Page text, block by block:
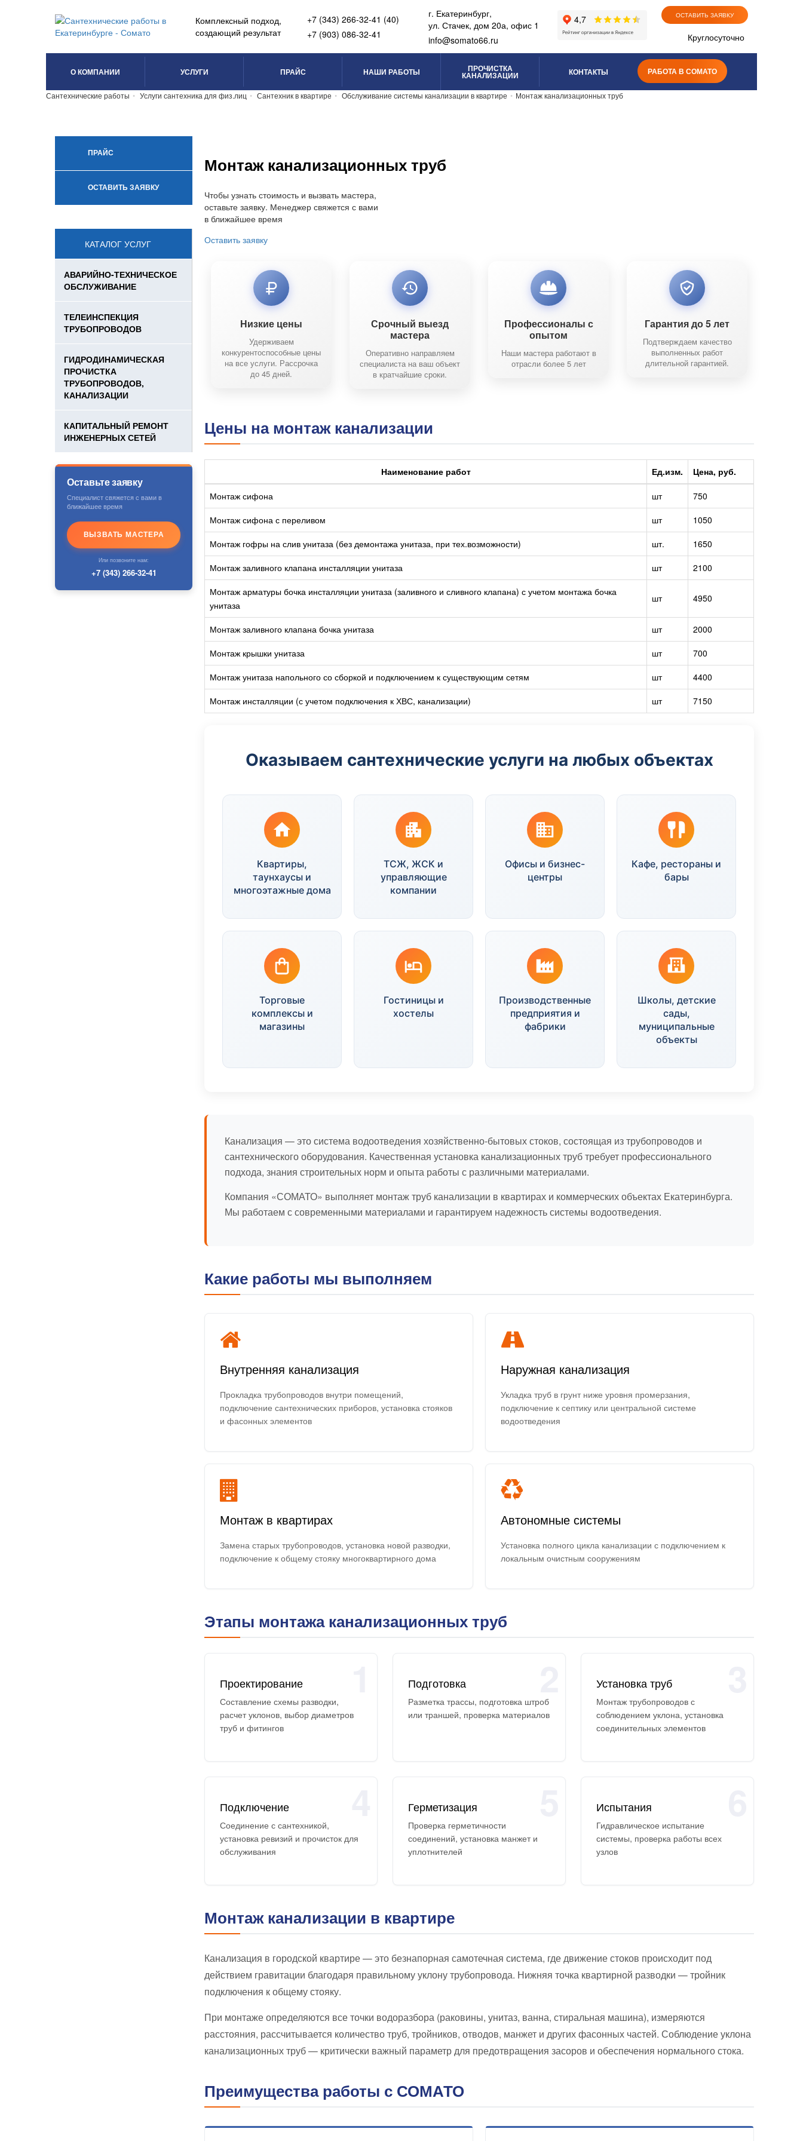
Комплексный подход,
создающий результат
+7 (343) 266-32-41 (40)
+7 (903) 086-32-41
г. Екатеринбург,
ул. Стачек, дом 20а, офис 1
info@somato66.ru
ОСТАВИТЬ ЗАЯВКУ
Круглосуточно
О КОМПАНИИ УСЛУГИ ПРАЙС НАШИ РАБОТЫ ПРОЧИСТКА
КАНАЛИЗАЦИИ КОНТАКТЫ РАБОТА В СОМАТО
Сантехнические работы Услуги сантехника для физ.лиц Сантехник в квартире Обслуживание системы канализации в квартире Монтаж канализационных труб
ПРАЙС
ОСТАВИТЬ ЗАЯВКУ
КАТАЛОГ УСЛУГ
АВАРИЙНО-ТЕХНИЧЕСКОЕ
ОБСЛУЖИВАНИЕ
ТЕЛЕИНСПЕКЦИЯ
ТРУБОПРОВОДОВ
ГИДРОДИНАМИЧЕСКАЯ
ПРОЧИСТКА
ТРУБОПРОВОДОВ,
КАНАЛИЗАЦИИ
КАПИТАЛЬНЫЙ РЕМОНТ
ИНЖЕНЕРНЫХ СЕТЕЙ
Оставьте заявку
Специалист свяжется с вами в
ближайшее время
ВЫЗВАТЬ МАСТЕРА
Или позвоните нам:
+7 (343) 266-32-41
Монтаж канализационных труб
Чтобы узнать стоимость и вызвать мастера,
оставьте заявку. Менеджер свяжется с вами
в ближайшее время
Оставить заявку
Низкие цены
Удерживаем
конкурентоспособные цены
на все услуги. Рассрочка
до 45 дней.
Срочный выезд
мастера
Оперативно направляем
специалиста на ваш объект
в кратчайшие сроки.
Профессионалы с
опытом
Наши мастера работают в
отрасли более 5 лет
Гарантия до 5 лет
Подтверждаем качество
выполненных работ
длительной гарантией.
Цены на монтаж канализации
Наименование работ Ед.изм. Цена, руб.
Монтаж сифона шт
750
Монтаж сифона с переливом
шт
1050
Монтаж гофры на слив унитаза (без демонтажа унитаза, при тех.возможности)
шт.
1650
Монтаж заливного клапана инсталляции унитаза
шт
2100
Монтаж арматуры бочка инсталляции унитаза (заливного и сливного клапана) с учетом монтажа бочка
унитаза
шт 4950
Монтаж заливного клапана бочка унитаза шт
2000
Монтаж крышки унитаза
шт
700
Монтаж унитаза напольного со сборкой и подключением к существующим сетям
шт
4400
Монтаж инсталляции (с учетом подключения к ХВС, канализации)
шт 7150
Оказываем сантехнические услуги на любых объектах
Квартиры,
таунхаусы и
многоэтажные дома
ТСЖ, ЖСК и
управляющие
компании
Офисы и бизнес-
центры
Кафе, рестораны и
бары
Торговые
комплексы и
магазины
Гостиницы и
хостелы
Производственные
предприятия и
фабрики
Школы, детские
сады,
муниципальные
объекты
Канализация — это система водоотведения хозяйственно-бытовых стоков, состоящая из трубопроводов и
сантехнического оборудования. Качественная установка канализационных труб требует профессионального
подхода, знания строительных норм и опыта работы с различными материалами.
Компания «СОМАТО» выполняет монтаж труб канализации в квартирах и коммерческих объектах Екатеринбурга.
Мы работаем с современными материалами и гарантируем надежность системы водоотведения.
Какие работы мы выполняем
Внутренняя канализация
Прокладка трубопроводов внутри помещений,
подключение сантехнических приборов, установка стояков
и фасонных элементов
Наружная канализация
Укладка труб в грунт ниже уровня промерзания,
подключение к септику или центральной системе
водоотведения
Монтаж в квартирах
Замена старых трубопроводов, установка новой разводки,
подключение к общему стояку многоквартирного дома
Автономные системы
Установка полного цикла канализации с подключением к
локальным очистным сооружениям
Этапы монтажа канализационных труб
Проектирование
Составление схемы разводки,
расчет уклонов, выбор диаметров
труб и фитингов
Подготовка
Разметка трассы, подготовка штроб
или траншей, проверка материалов
Установка труб
Монтаж трубопроводов с
соблюдением уклона, установка
соединительных элементов
Подключение
Соединение с сантехникой,
установка ревизий и прочисток для
обслуживания
Герметизация
Проверка герметичности
соединений, установка манжет и
уплотнителей
Испытания
Гидравлическое испытание
системы, проверка работы всех
узлов
Монтаж канализации в квартире
Канализация в городской квартире — это безнапорная самотечная система, где движение стоков происходит под
действием гравитации благодаря правильному уклону трубопровода. Нижняя точка квартирной разводки — тройник
подключения к общему стояку.
При монтаже определяются все точки водоразбора (раковины, унитаз, ванна, стиральная машина), измеряются
расстояния, рассчитывается количество труб, тройников, отводов, манжет и других фасонных частей. Соблюдение уклона
канализационных труб — критически важный параметр для предотвращения засоров и обеспечения нормального стока.
Преимущества работы с СОМАТО